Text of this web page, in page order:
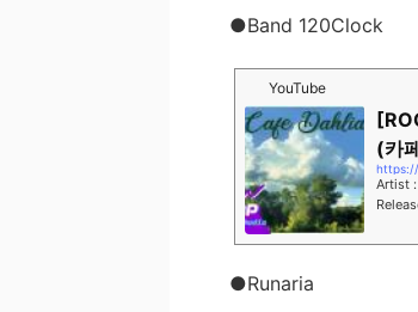
●Band 120Clock
YouTube
(카
Artist :
●Runaria